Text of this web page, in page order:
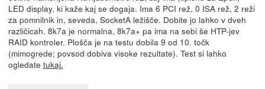
LED display, ki kaže kaj se dogaja. Ima 6 PCI rež, 0 ISA rež, 2 reži
za pomnilnik in, seveda, SocketA ležišče. Dobite jo lahko v dveh
različicah. 8k7a je normalna, 8k7a+ pa ima na sebi še HTP-jev
RAID kontroler. Plošča je na testu dobila 9 od 10. točk
(mimogrede; povsod dobiva visoke rezultate). Test si lahko
ogledate tukaj.